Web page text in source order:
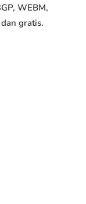
WEBM,
gratis.